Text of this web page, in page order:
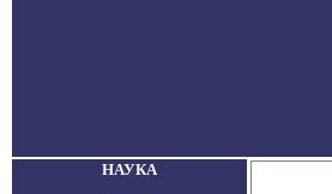
НАУКА